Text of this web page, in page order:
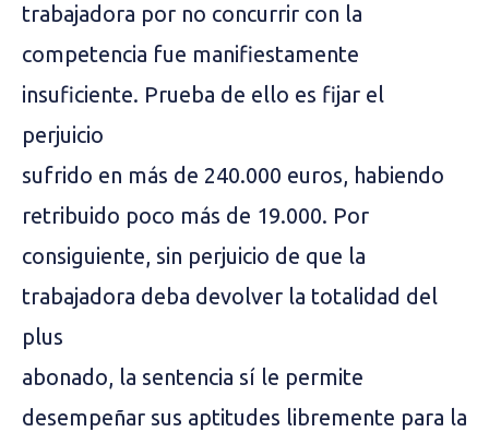
trabajadora por no concurrir con la
competencia fue manifiestamente
insuficiente. Prueba de ello es fijar el
perjuicio
sufrido en más de 240.000 euros, habiendo
retribuido poco más de 19.000. Por
consiguiente, sin perjuicio de que la
trabajadora deba devolver la totalidad del
plus
abonado, la sentencia sí le permite
desempeñar sus aptitudes libremente para la